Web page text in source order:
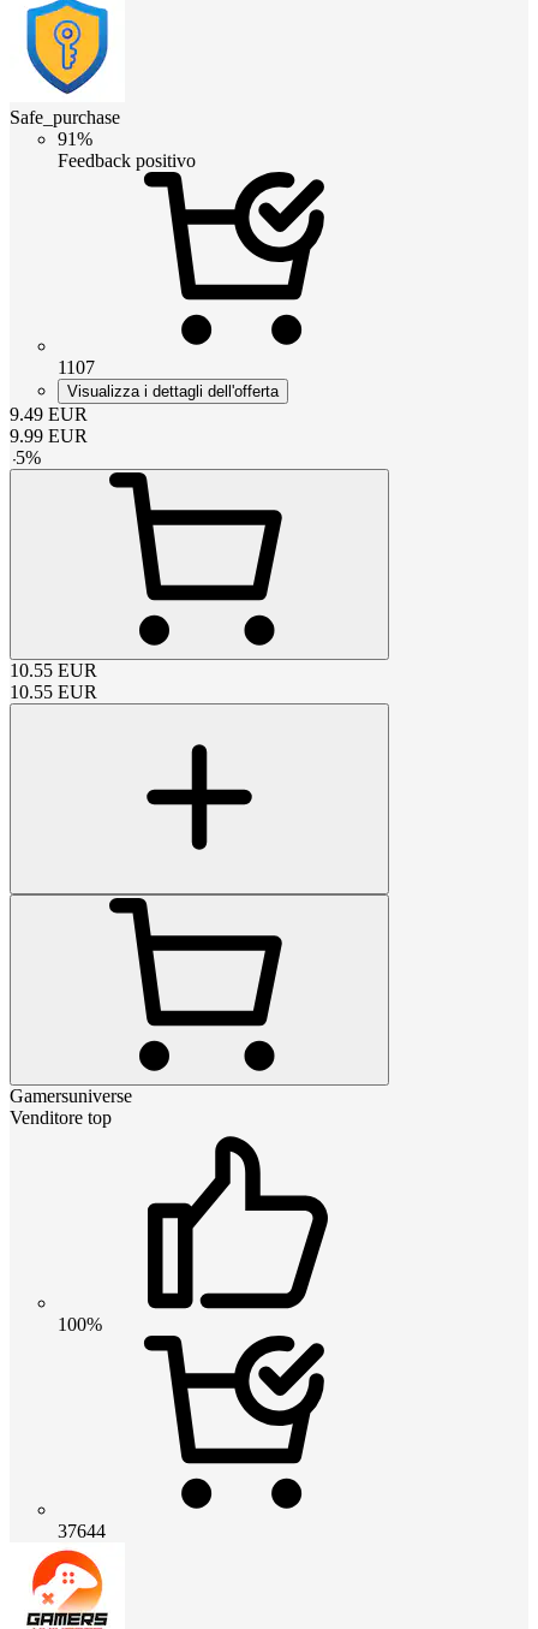
Safe_purchase
91%
Feedback positivo
1107
Visualizza i dettagli dell'offerta
9.49 EUR
9.99 EUR
-5%
10.55 EUR
10.55 EUR
Gamersuniverse
Venditore top
100%
37644